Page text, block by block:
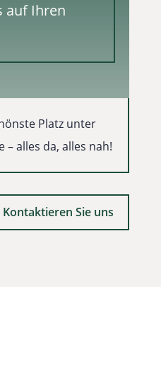
auf Ihren
Platz unter
– alles da, alles nah!
Kontaktieren Sie uns